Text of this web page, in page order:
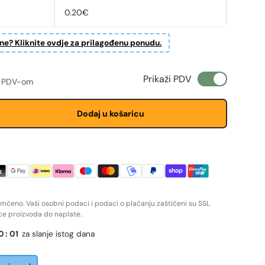
0.20€
Kliknite ovdje za prilagođenu ponudu.
cijena
om Prikaži PDV
Dodaj u košaricu
Vaši osobni podaci i podaci o plaćanju zaštićeni su SSL
proizvoda do naplate.
: 01 za slanje istog dana